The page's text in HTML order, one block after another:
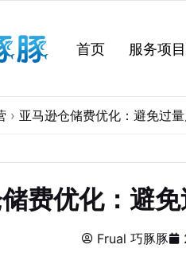
首页 服务项目
› 亚马逊仓储费优化：避免过
费优化：避
Frual 巧豚豚